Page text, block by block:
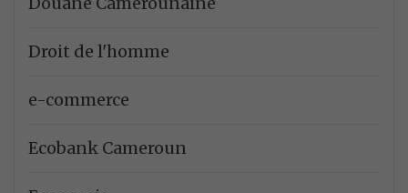
Droit de l'homme
e-commerce
Ecobank Cameroun